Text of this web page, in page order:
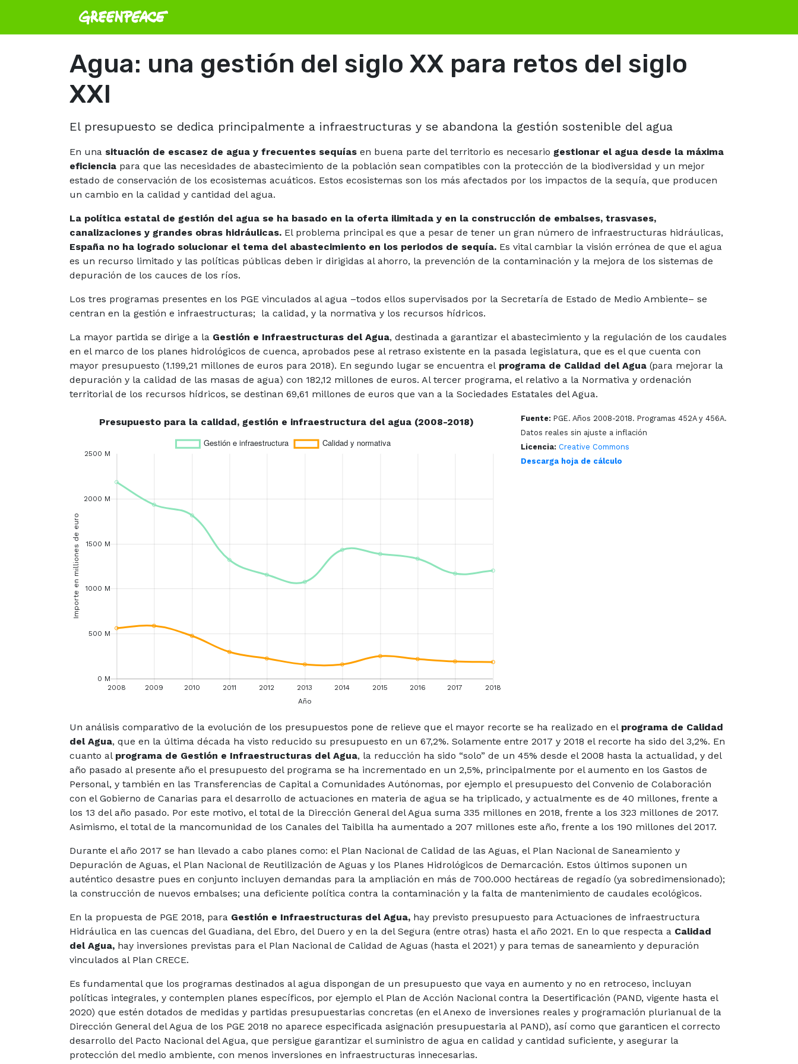
Agua: una gestión del siglo XX para retos del siglo
XXI
El presupuesto se dedica principalmente a infraestructuras y se abandona la gestión sostenible del agua
En una situación de escasez de agua y frecuentes sequías en buena parte del territorio es necesario gestionar el agua desde la máxima
eficiencia para que las necesidades de abastecimiento de la población sean compatibles con la protección de la biodiversidad y un mejor
estado de conservación de los ecosistemas acuáticos. Estos ecosistemas son los más afectados por los impactos de la sequía, que producen
un cambio en la calidad y cantidad del agua.
La política estatal de gestión del agua se ha basado en la oferta ilimitada y en la construcción de embalses, trasvases,
canalizaciones y grandes obras hidráulicas. El problema principal es que a pesar de tener un gran número de infraestructuras hidráulicas,
España no ha logrado solucionar el tema del abastecimiento en los periodos de sequía. Es vital cambiar la visión errónea de que el agua
es un recurso limitado y las políticas públicas deben ir dirigidas al ahorro, la prevención de la contaminación y la mejora de los sistemas de
depuración de los cauces de los ríos.
Los tres programas presentes en los PGE vinculados al agua –todos ellos supervisados por la Secretaría de Estado de Medio Ambiente– se
centran en la gestión e infraestructuras; la calidad, y la normativa y los recursos hídricos.
La mayor partida se dirige a la Gestión e Infraestructuras del Agua, destinada a garantizar el abastecimiento y la regulación de los caudales
en el marco de los planes hidrológicos de cuenca, aprobados pese al retraso existente en la pasada legislatura, que es el que cuenta con
mayor presupuesto (1.199,21 millones de euros para 2018). En segundo lugar se encuentra el programa de Calidad del Agua (para mejorar la
depuración y la calidad de las masas de agua) con 182,12 millones de euros. Al tercer programa, el relativo a la Normativa y ordenación
territorial de los recursos hídricos, se destinan 69,61 millones de euros que van a la Sociedades Estatales del Agua.
Fuente: PGE. Años 2008-2018. Programas 452A y 456A.
Datos reales sin ajuste a inflación
Licencia: Creative Commons
Descarga hoja de cálculo
Un análisis comparativo de la evolución de los presupuestos pone de relieve que el mayor recorte se ha realizado en el programa de Calidad
del Agua, que en la última década ha visto reducido su presupuesto en un 67,2%. Solamente entre 2017 y 2018 el recorte ha sido del 3,2%. En
cuanto al programa de Gestión e Infraestructuras del Agua, la reducción ha sido “solo” de un 45% desde el 2008 hasta la actualidad, y del
año pasado al presente año el presupuesto del programa se ha incrementado en un 2,5%, principalmente por el aumento en los Gastos de
Personal, y también en las Transferencias de Capital a Comunidades Autónomas, por ejemplo el presupuesto del Convenio de Colaboración
con el Gobierno de Canarias para el desarrollo de actuaciones en materia de agua se ha triplicado, y actualmente es de 40 millones, frente a
los 13 del año pasado. Por este motivo, el total de la Dirección General del Agua suma 335 millones en 2018, frente a los 323 millones de 2017.
Asimismo, el total de la mancomunidad de los Canales del Taibilla ha aumentado a 207 millones este año, frente a los 190 millones del 2017.
Durante el año 2017 se han llevado a cabo planes como: el Plan Nacional de Calidad de las Aguas, el Plan Nacional de Saneamiento y
Depuración de Aguas, el Plan Nacional de Reutilización de Aguas y los Planes Hidrológicos de Demarcación. Estos últimos suponen un
auténtico desastre pues en conjunto incluyen demandas para la ampliación en más de 700.000 hectáreas de regadío (ya sobredimensionado);
la construcción de nuevos embalses; una deficiente política contra la contaminación y la falta de mantenimiento de caudales ecológicos.
En la propuesta de PGE 2018, para Gestión e Infraestructuras del Agua, hay previsto presupuesto para Actuaciones de infraestructura
Hidráulica en las cuencas del Guadiana, del Ebro, del Duero y en la del Segura (entre otras) hasta el año 2021. En lo que respecta a Calidad
del Agua, hay inversiones previstas para el Plan Nacional de Calidad de Aguas (hasta el 2021) y para temas de saneamiento y depuración
vinculados al Plan CRECE.
Es fundamental que los programas destinados al agua dispongan de un presupuesto que vaya en aumento y no en retroceso, incluyan
políticas integrales, y contemplen planes específicos, por ejemplo el Plan de Acción Nacional contra la Desertificación (PAND, vigente hasta el
2020) que estén dotados de medidas y partidas presupuestarias concretas (en el Anexo de inversiones reales y programación plurianual de la
Dirección General del Agua de los PGE 2018 no aparece especificada asignación presupuestaria al PAND), así como que garanticen el correcto
desarrollo del Pacto Nacional del Agua, que persigue garantizar el suministro de agua en calidad y cantidad suficiente, y asegurar la
protección del medio ambiente, con menos inversiones en infraestructuras innecesarias.